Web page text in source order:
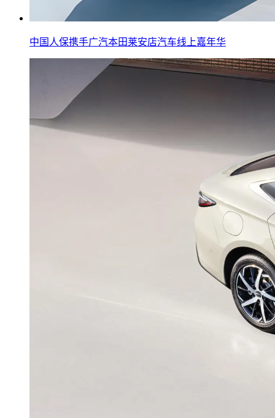
中国人保携手广汽本田莱安店汽车线上嘉年华